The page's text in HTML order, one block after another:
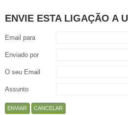
ENVIE ESTA LIGAÇÃO A
Email para
Enviado por
O seu Email
Assunto
ENVIAR CANCELAR